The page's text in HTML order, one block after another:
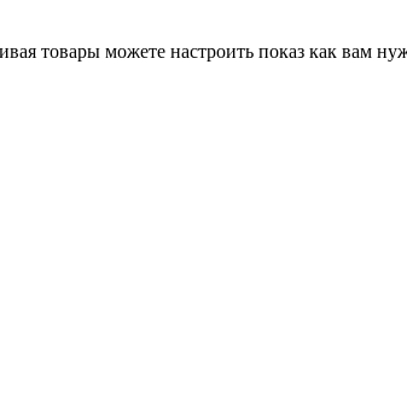
товары можете настроить показ как вам